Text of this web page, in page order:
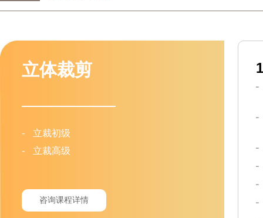
立体裁剪
-
立裁初级
-
立裁高级
咨询课程详情